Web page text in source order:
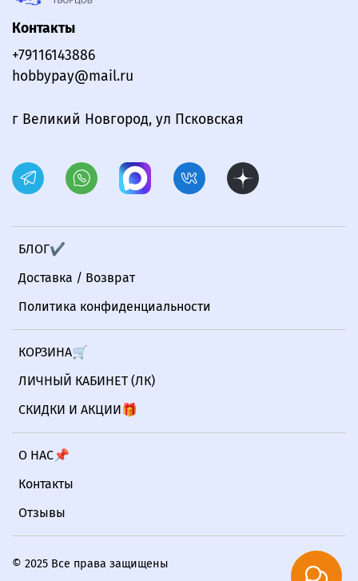
БЛОГ✔
Доставка / Возврат
Политика конфиденциальности
КОРЗИНА🛒
ЛИЧНЫЙ КАБИНЕТ (ЛК)
СКИДКИ И АКЦИИ🎁
О НАС📌
Контакты
Отзывы
Контакты
+79116143886
hobbypay@mail.ru
г Великий Новгород, ул Псковская
© 2025 Все права защищены